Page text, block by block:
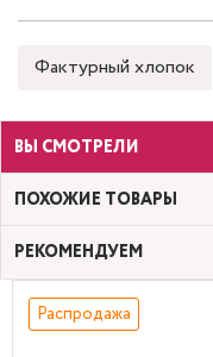
Фактурный хлопок
ВЫ СМОТРЕЛИ
ПОХОЖИЕ ТОВАРЫ
РЕКОМЕНДУЕМ
Распродажа